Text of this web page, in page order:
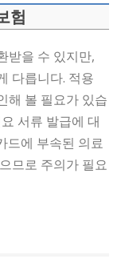
험
받을 수 있지만,
다릅니다. 적용
해 볼 필요가 있습
서류 발급에 대
드에 부속된 의료
므로 주의가 필요